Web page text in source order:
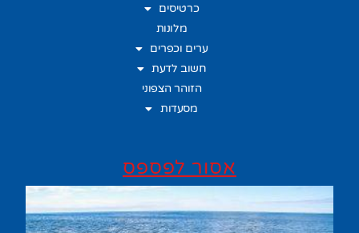
כרטיסים
מלונות
ערים וכפרים
חשוב לדעת
הזוהר הצפוני
מסעדות
אסור לפספס